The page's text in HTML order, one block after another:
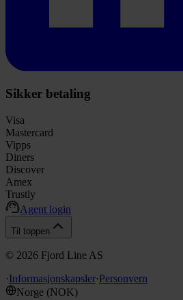
Sikker betaling
Visa
Mastercard
Vipps
Diners
Discover
Amex
Trustly
Agent login
Til toppen
© 2026 Fjord Line AS
·Informasjonskapsler·Personvern
Norge (NOK)